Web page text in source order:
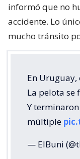
informó que no
accidente. Lo
mucho tránsito
En
La pelota se
Y
múltiple
— ElBuni